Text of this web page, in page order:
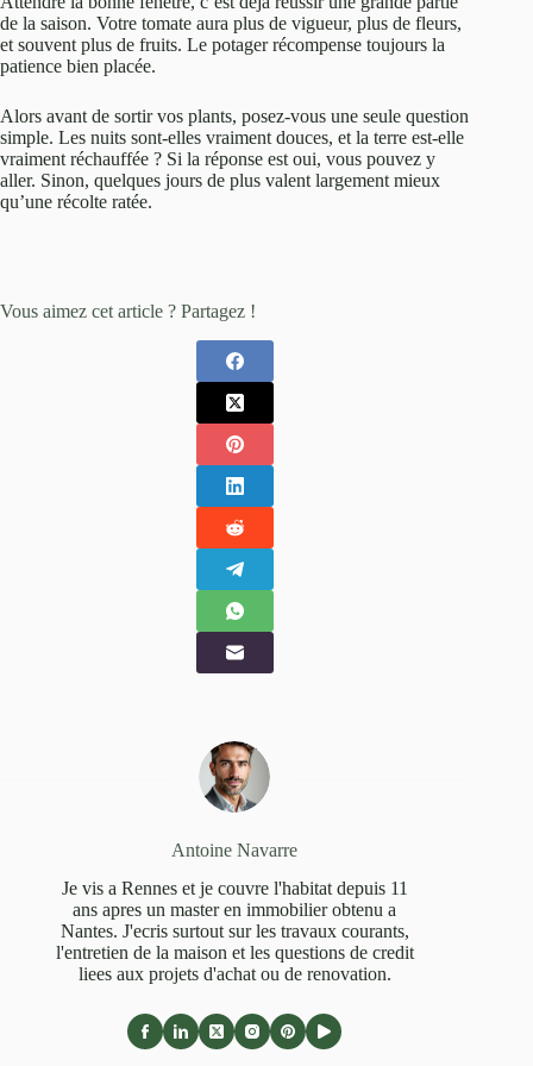
de la saison. Votre tomate aura plus de vigueur, plus de fleurs,
et souvent plus de fruits. Le potager récompense toujours la
patience bien placée.
Alors avant de sortir vos plants, posez-vous une seule question
simple. Les nuits sont-elles vraiment douces, et la terre est-elle
vraiment réchauffée ? Si la réponse est oui, vous pouvez y
aller. Sinon, quelques jours de plus valent largement mieux
qu’une récolte ratée.
Vous aimez cet article ? Partagez !
Antoine Navarre
Je vis a Rennes et je couvre l'habitat depuis 11
ans apres un master en immobilier obtenu a
Nantes. J'ecris surtout sur les travaux courants,
l'entretien de la maison et les questions de credit
liees aux projets d'achat ou de renovation.